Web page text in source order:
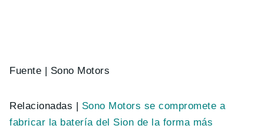
Fuente | Sono Motors
Relacionadas | Sono Motors se compromete a
fabricar la batería del Sion de la forma más